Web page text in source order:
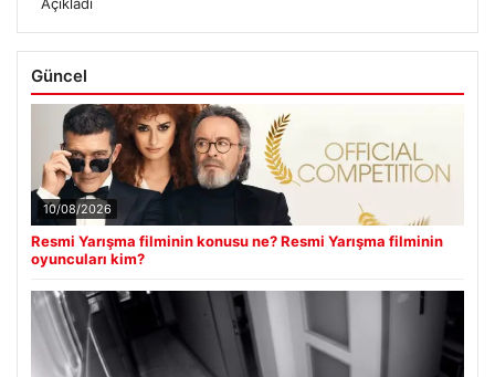
Güncel
10/08/2026
Resmi Yarışma filminin konusu ne? Resmi Yarışma filminin
oyuncuları kim?